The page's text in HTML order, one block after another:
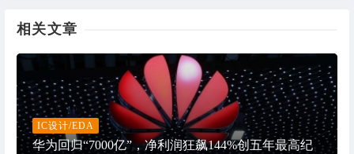
相关文章
IC设计/EDA
华为回归“7000亿”，净利润狂飙144%创五年最高纪